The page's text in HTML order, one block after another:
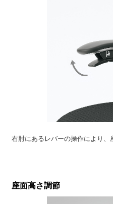
右肘にあるレバーの操作により、
座面高さ調節